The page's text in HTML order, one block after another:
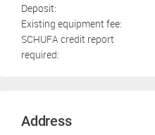
Deposit:
Existing equipment fee:
SCHUFA credit report
required:
Address